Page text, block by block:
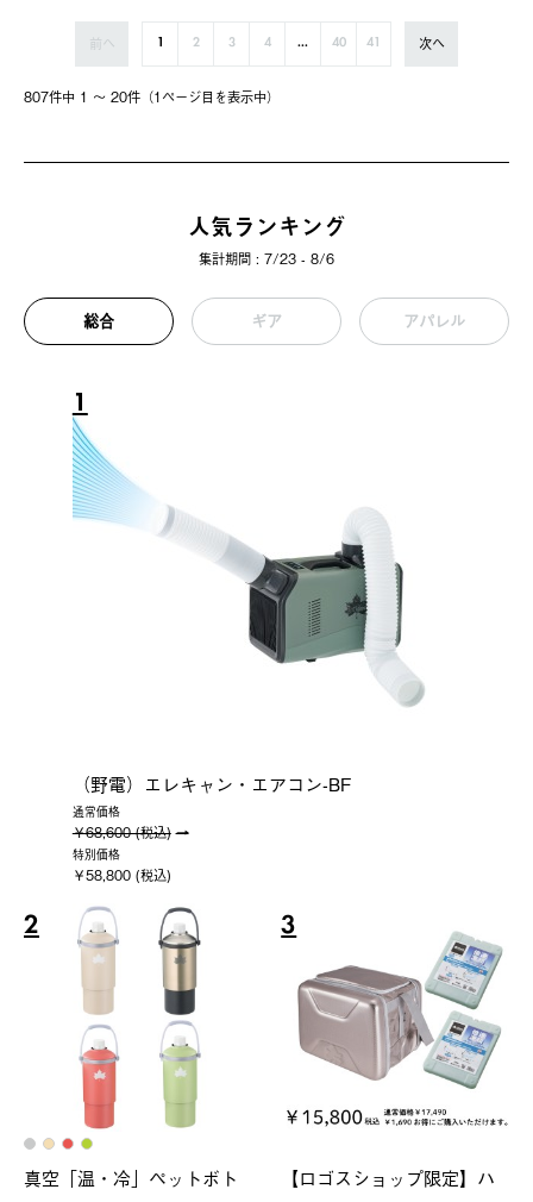
807件中 1 〜 20件（1ページ⽬を表⽰中）
前へ 1 2 3 4 ... 40 41 次へ
人気ランキング
集計期間 : 7/23 - 8/6
総合 ギア アパレル
1
（野電）エレキャン・エアコン-BF
通常価格
￥68,600 (税込)
特別価格
￥58,800 (税込)
2
真空「温・冷」ペットボト
3
【ロゴスショップ限定】ハ